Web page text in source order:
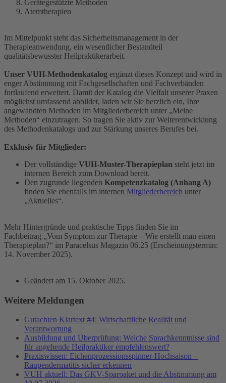
Gerätegestützte Methoden
Atemtherapien
Im Mittelpunkt steht das Sicherheitsmanagement in der
Therapieanwendung, ein wesentlicher Bestandteil
qualitätsbewusster Heilpraktikerarbeit.
Unser VUH-Methodenkatalog ergänzt dieses Konzept und wird in
enger Abstimmung mit Fachgesellschaften und Fachverbänden
fortlaufend erweitert. Damit der Katalog die Vielfalt unserer Praxen
möglichst umfassend abbildet, laden wir Sie herzlich ein, Ihre
angewandten Methoden im Mitgliederbereich unter „Meine
Methoden“ einzutragen. So tragen Sie aktiv zur Weiterentwicklung
des Methodenkatalogs und zur Stärkung unseres Berufes bei.
Exklusiv für Mitglieder:
Der vollständige VUH-Muster-Therapieplan steht jetzt im
internen Bereich zum Download bereit.
Den zugrunde liegenden Kompetenzkatalog (Anhang A)
finden Sie ebenfalls im internen Mitgliederbereich unter
„Aktuelles“.
Mehr Hintergründe und praktische Tipps finden Sie im
Fachbeitrag „Vom Symptom zur Therapie – Wie erstellt man einen
Therapieplan?“ im Paracelsus Magazin 06.25 (Erscheinungstermin:
14. November 2025).
Geändert am 15. Oktober 2025.
Weitere Meldungen
Gutachten Klartext #4: Wirtschaftliche Realität und
Verantwortung
Ausbildung und Überprüfung: Welche Sprachkenntnisse sind
für angehende Heilpraktiker empfehlenswert?
Praxiswissen: Eichenprozessionsspinner-Hochsaison –
Raupendermatitis sicher erkennen
VUH aktuell: Das GKV-Sparpaket und die Abstimmung am